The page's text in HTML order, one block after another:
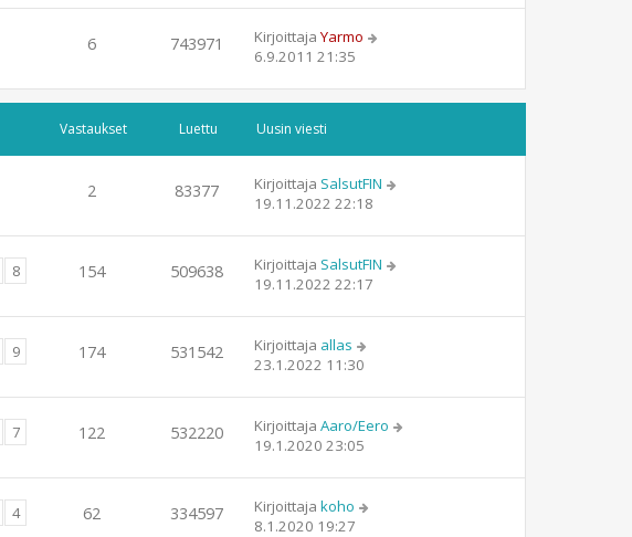
6 743971 Kirjoittaja Yarmo
6.9.2011 21:35
Vastaukset Luettu Uusin viesti
2 83377 Kirjoittaja SalsutFIN
19.11.2022 22:18
8 154 509638 Kirjoittaja SalsutFIN
19.11.2022 22:17
9 174 531542 Kirjoittaja allas
23.1.2022 11:30
7 122 532220 Kirjoittaja Aaro/Eero
19.1.2020 23:05
4 62 334597 Kirjoittaja koho
8.1.2020 19:27